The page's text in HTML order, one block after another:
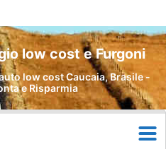
low cost e Furgoni
low cost Caucaia, Brasile -
e Risparmia